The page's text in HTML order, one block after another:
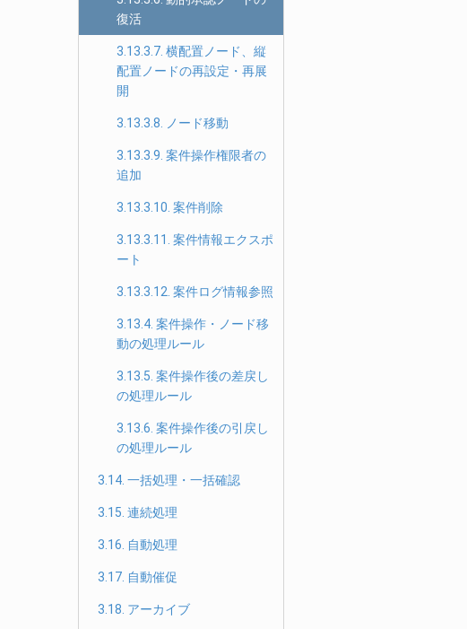
復活
3.13.3.7. 横配置ノード、縦
配置ノードの再設定・再展
開
3.13.3.8. ノード移動
3.13.3.9. 案件操作権限者の
追加
3.13.3.10. 案件削除
3.13.3.11. 案件情報エクスポ
ート
3.13.3.12. 案件ログ情報参照
3.13.4. 案件操作・ノード移
動の処理ルール
3.13.5. 案件操作後の差戻し
の処理ルール
3.13.6. 案件操作後の引戻し
の処理ルール
3.14. 一括処理・一括確認
3.15. 連続処理
3.16. 自動処理
3.17. 自動催促
3.18. アーカイブ